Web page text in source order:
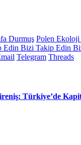
Durmuş Polen Ekoloji
Edin Bizi Takip Edin
Telegram Threads
Türkiye’de